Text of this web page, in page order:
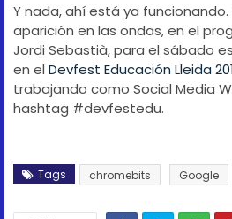
Y nada, ahí está ya funcionando.
aparición en las ondas, en el
Jordi Sebastià, para el sábado
en el Devfest Educación Lleida
trabajando como Social Media
hashtag #devfestedu.
Tags chromebits Google